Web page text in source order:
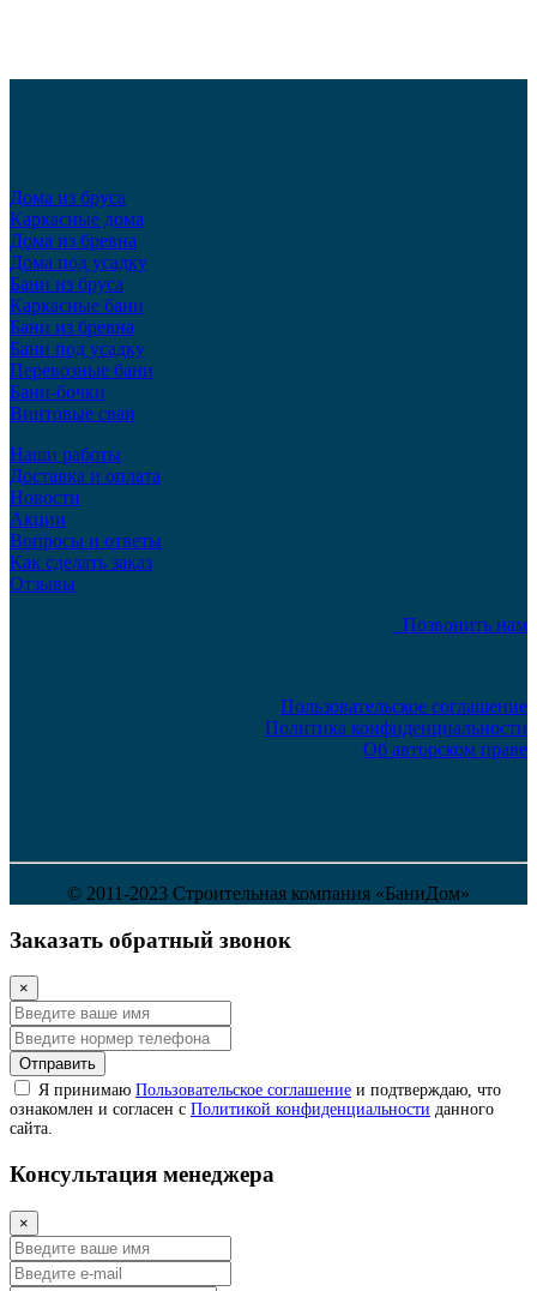
Дома из бруса
Каркасные дома
Дома из бревна
Дома под усадку
Бани из бруса
Каркасные бани
Бани из бревна
Бани под усадку
Перевозные бани
Бани-бочки
Винтовые сваи
Наши работы
Доставка и оплата
Новости
Акции
Вопросы и ответы
Как сделать заказ
Отзывы
Позвонить нам
Пользовательское соглашение
Политика конфиденциальности
Об авторском праве
© 2011-2023 Строительная компания «БаниДом»
Заказать обратный звонок
×
Отправить
Я принимаю Пользовательское соглашение и подтверждаю, что
ознакомлен и согласен с Политикой конфиденциальности данного
сайта.
Консультация менеджера
×